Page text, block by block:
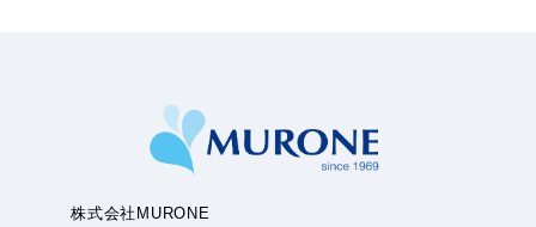
株式会社MURONE